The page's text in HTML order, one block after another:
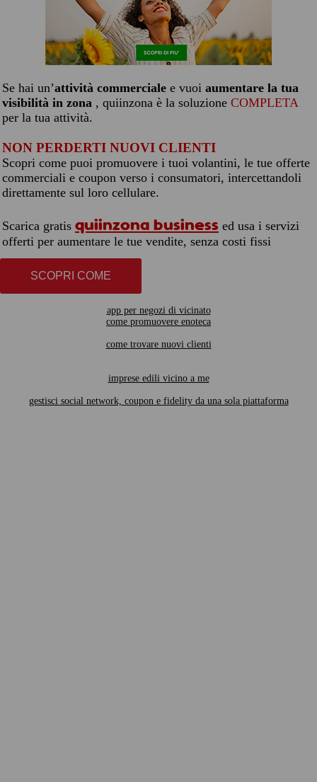
Se hai un’attività commerciale e vuoi aumentare la tua
visibilità in zona , quiinzona è la soluzione COMPLETA
per la tua attività.
NON PERDERTI NUOVI CLIENTI
Scopri come puoi promuovere i tuoi volantini, le tue offerte
commerciali e coupon verso i consumatori, intercettandoli
direttamente sul loro cellulare.
Scarica gratis quiinzona business ed usa i servizi
offerti per aumentare le tue vendite, senza costi fissi
SCOPRI COME
app per negozi di vicinato
come promuovere enoteca
come trovare nuovi clienti
imprese edili vicino a me
gestisci social network, coupon e fidelity da una sola piattaforma